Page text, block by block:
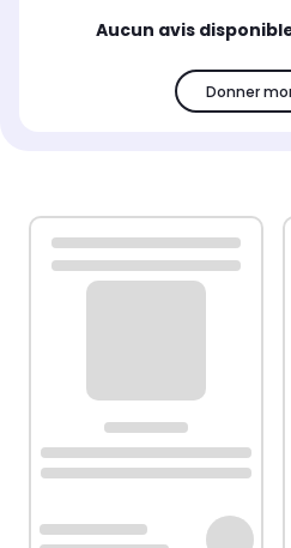
Aucun avis
Donner